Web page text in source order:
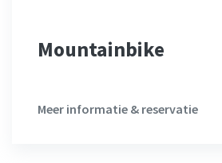
Mountainbike
Meer informatie & reservatie